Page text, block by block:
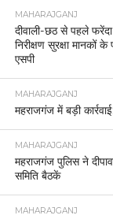
MAHARAJGANJ
दीवाली-छठ से पहले
निरीक्षण सुरक्षा
एसपी
MAHARAJGANJ
महराजगंज में बड़ी
MAHARAJGANJ
महराजगंज पुलिस ने
समिति बैठकें
MAHARAJGANJ